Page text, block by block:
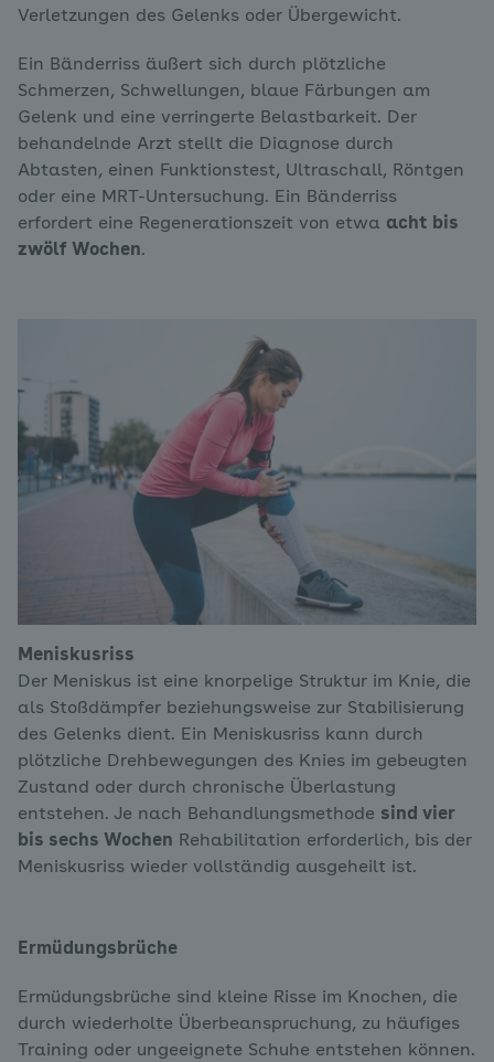
Verletzungen des Gelenks oder Übergewicht.
Ein Bänderriss äußert sich durch plötzliche
Schmerzen, Schwellungen, blaue Färbungen am
Gelenk und eine verringerte Belastbarkeit. Der
behandelnde Arzt stellt die Diagnose durch
Abtasten, einen Funktionstest, Ultraschall, Röntgen
oder eine MRT-Untersuchung. Ein Bänderriss
erfordert eine Regenerationszeit von etwa acht bis
zwölf Wochen.
Meniskusriss
Der Meniskus ist eine knorpelige Struktur im Knie, die
als Stoßdämpfer beziehungsweise zur Stabilisierung
des Gelenks dient. Ein Meniskusriss kann durch
plötzliche Drehbewegungen des Knies im gebeugten
Zustand oder durch chronische Überlastung
entstehen. Je nach Behandlungsmethode sind vier
bis sechs Wochen Rehabilitation erforderlich, bis der
Meniskusriss wieder vollständig ausgeheilt ist.
Ermüdungsbrüche
Ermüdungsbrüche sind kleine Risse im Knochen, die
durch wiederholte Überbeanspruchung, zu häufiges
Training oder ungeeignete Schuhe entstehen können.